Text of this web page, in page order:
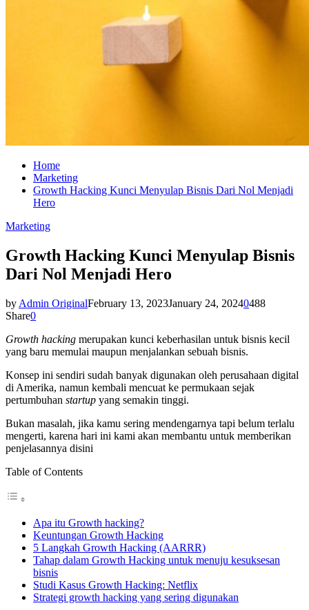
Home
Marketing
Growth Hacking Kunci Menyulap Bisnis Dari Nol Menjadi
Hero
Marketing
Growth Hacking Kunci Menyulap Bisnis
Dari Nol Menjadi Hero
by Admin OriginalFebruary 13, 2023January 24, 20240488
Share0
Growth hacking merupakan kunci keberhasilan untuk bisnis kecil
yang baru memulai maupun menjalankan sebuah bisnis.
Konsep ini sendiri sudah banyak digunakan oleh perusahaan digital
di Amerika, namun kembali mencuat ke permukaan sejak
pertumbuhan startup yang semakin tinggi.
Bukan masalah, jika kamu sering mendengarnya tapi belum terlalu
mengerti, karena hari ini kami akan membantu untuk memberikan
penjelasannya disini
Table of Contents
Apa itu Growth hacking?
Keuntungan Growth Hacking
5 Langkah Growth Hacking (AARRR)
Tahap dalam Growth Hacking untuk menuju kesuksesan
bisnis
Studi Kasus Growth Hacking: Netflix
Strategi growth hacking yang sering digunakan